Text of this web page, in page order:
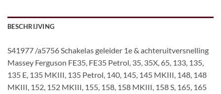
BESCHRIJVING
S41977 /a5756 Schakelas geleider 1e & achteruitversnelling
Massey Ferguson FE35, FE35 Petrol, 35, 35X, 65, 133, 135,
135 E, 135 MKIII, 135 Petrol, 140, 145, 145 MKIII, 148, 148
MKIII, 152, 152 MKIII, 155, 158, 158 MKIII, 158 S, 165, 165